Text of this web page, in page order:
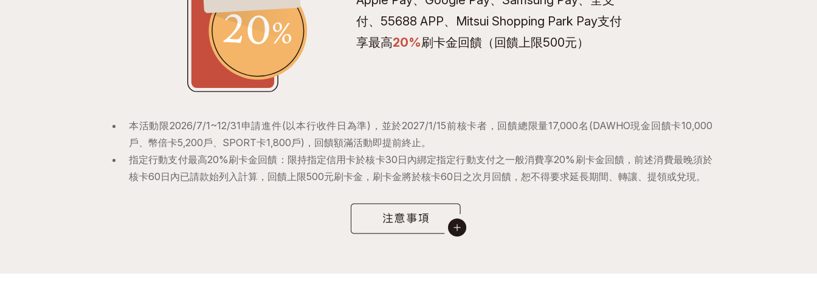
付、55688 APP、Mitsui Shopping Park Pay支付
享最高20%刷卡金回饋（回饋上限500元）
本活動限2026/7/1~12/31申請進件(以本行收件日為準)，並於2027/1/15前核卡者，回饋總限量17,000名(DAWHO現金回饋卡10,000
戶、幣倍卡5,200戶、SPORT卡1,800戶)，回饋額滿活動即提前終止。
指定行動支付最高20%刷卡金回饋：限持指定信用卡於核卡30日內綁定指定行動支付之一般消費享20%刷卡金回饋，前述消費最晚須於
核卡60日內已請款始列入計算，回饋上限500元刷卡金，刷卡金將於核卡60日之次月回饋，恕不得要求延長期間、轉讓、提領或兌現。